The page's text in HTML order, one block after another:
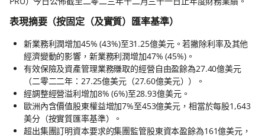
表現摘要（按固定（及實質）匯率基準）
新業務利潤增加45% (43%)至31.25億美元。若撇除利率及其他
經濟變動的影響，新業務利潤增加47% (45%)。
有效保險及資產管理業務賺取的經營自由盈餘為27.40億美元
（二零二二年：27.25億美元（27.60億美元））。
經調整經營溢利增加8% (6%)至28.93億美元。
歐洲內含價值股東權益增加7%至453億美元，相當於每股1,643
美分（按實質匯率基準）。
超出集團訂明資本要求的集團監管股東資本盈餘為161億美元，